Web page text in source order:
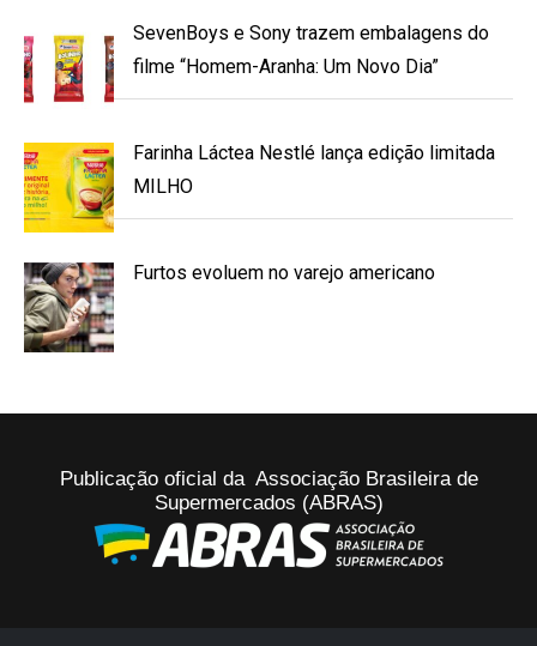
SevenBoys e Sony trazem embalagens do
filme “Homem-Aranha: Um Novo Dia”
Farinha Láctea Nestlé lança edição limitada
MILHO
Furtos evoluem no varejo americano
Publicação oficial da Associação Brasileira de
Supermercados (ABRAS)